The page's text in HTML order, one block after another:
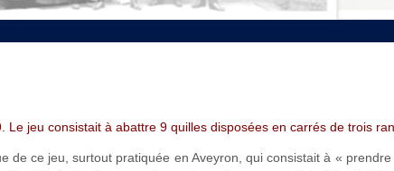
jeu consistait à abattre 9 quilles disposées en carrés de trois
de ce jeu, surtout pratiquée en Aveyron, qui consistait à « prendre